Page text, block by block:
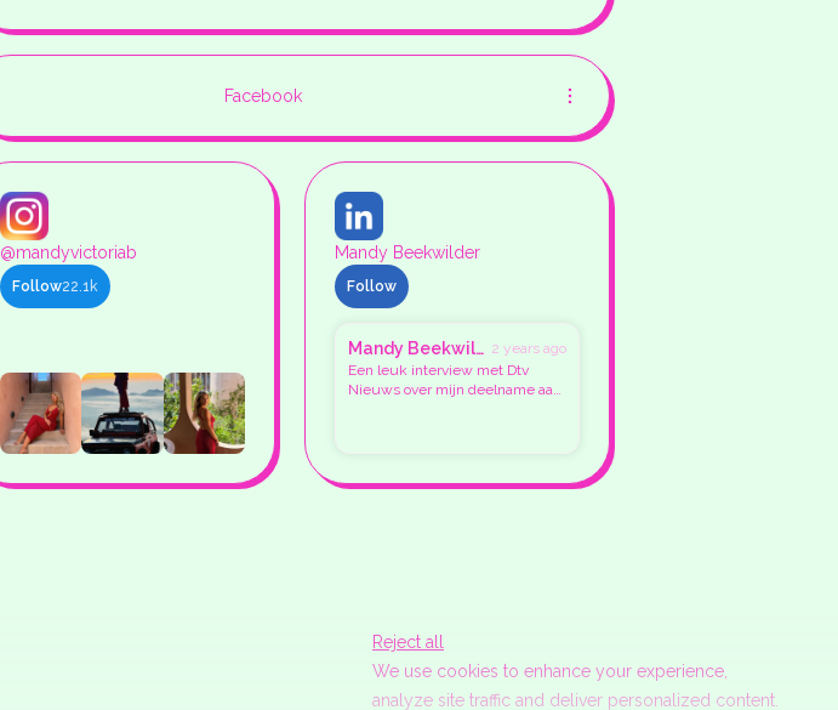
Reject all
We use cookies to enhance your experience,
analyze site traffic and deliver personalized content.
Facebook
@mandyvictoriab
Follow22.1k
Mandy Beekwilder
Follow
Mandy Beekwilder 2 years ago
Een leuk interview met Dtv
Nieuws over mijn deelname aan
sociale doelen 🍀